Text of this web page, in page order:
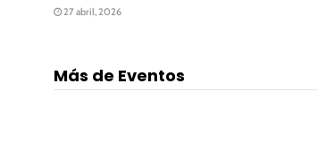
27 abril, 2026
Más de Eventos